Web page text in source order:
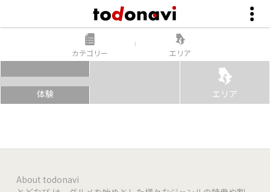
体験 エリア
カテゴリー エリア
About todonavi